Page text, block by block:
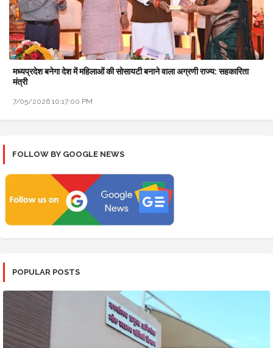
मध्यप्रदेश बनेगा देश में महिलाओं की सोसायटी बनाने वाला अग्रणी राज्य: सहकारिता
मंत्री
7/05/2026 10:17:00 PM
FOLLOW BY GOOGLE NEWS
POPULAR POSTS